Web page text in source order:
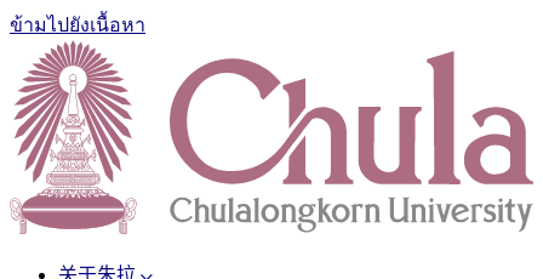
ข้ามไปยังเนื้อหา
关于朱拉